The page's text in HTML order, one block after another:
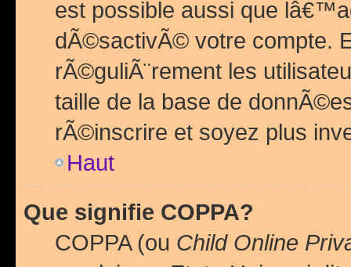
est possible aussi que
dÃ©sactivÃ© votre compte.
rÃ©guliÃ¨rement les
taille de la base de
rÃ©inscrire et soyez plus
Haut
Que signifie COPPA?
COPPA (ou Child Online